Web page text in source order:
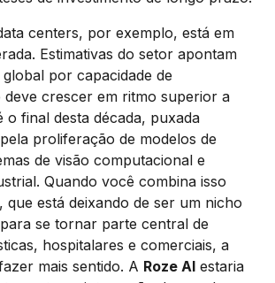
centers, por exemplo, está em
Estimativas do setor apontam
por capacidade de
deve crescer em ritmo superior a
o final desta década, puxada
proliferação de modelos de
de visão computacional e
Quando você combina isso
, que está deixando de ser um nicho
se tornar parte central de
hospitalares e comerciais, a
mais sentido. A Roze AI estaria